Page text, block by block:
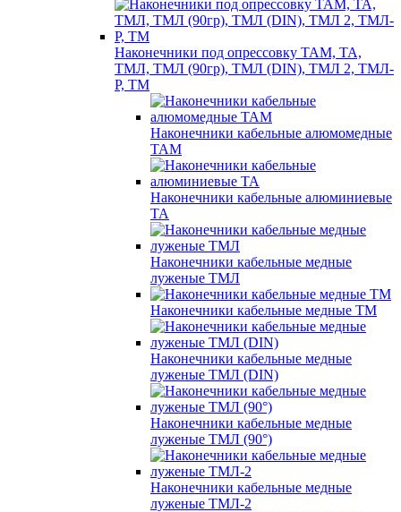
Наконечники под опрессовку ТАМ, ТА,
ТМЛ, ТМЛ (90гр), ТМЛ (DIN), ТМЛ 2, ТМЛ-
Р, ТМ
Наконечники кабельные алюмомедные
ТАМ
Наконечники кабельные алюминиевые
ТА
Наконечники кабельные медные
луженые ТМЛ
Наконечники кабельные медные ТМ
Наконечники кабельные медные
луженые ТМЛ (DIN)
Наконечники кабельные медные
луженые ТМЛ (90°)
Наконечники кабельные медные
луженые ТМЛ-2